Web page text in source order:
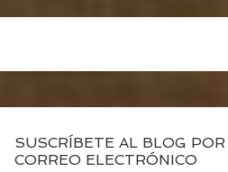
SUSCRÍBETE AL BLOG POR
CORREO ELECTRÓNICO